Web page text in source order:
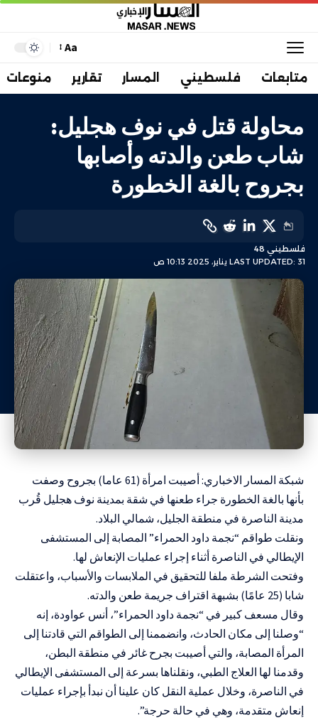
Aa
متابعات فلسطيني المسار تقارير منوعات
محاولة قتل في نوف هجليل:
شاب طعن والدته وأصابها
بجروح بالغة الخطورة
LAST UPDATED: 31 يناير، 2025 10:13 ص
فلسطيني 48
شبكة المسار الاخباري: أصيبت امرأة (61 عاما) بجروح وصفت
بأنها بالغة الخطورة جراء طعنها في شقة بمدينة نوف هجليل قُرب
مدينة الناصرة في منطقة الجليل، شمالي البلاد.
ونقلت طواقم “نجمة داود الحمراء” المصابة إلى المستشفى
الإيطالي في الناصرة أثناء إجراء عمليات الإنعاش لها.
وفتحت الشرطة ملفا للتحقيق في الملابسات والأسباب، واعتقلت
شابا (25 عامًا) بشبهة اقتراف جريمة طعن والدته.
وقال مسعف كبير في “نجمة داود الحمراء”، أنس عواودة، إنه
“وصلنا إلى مكان الحادث، وانضممنا إلى الطواقم التي قادتنا إلى
المرأة المصابة، والتي أصيبت بجرح غائر في منطقة البطن،
وقدمنا لها العلاج الطبي، ونقلناها بسرعة إلى المستشفى الإيطالي
في الناصرة، وخلال عملية النقل كان علينا أن نبدأ بإجراء عمليات
إنعاش متقدمة، وهي في حالة حرجة”.